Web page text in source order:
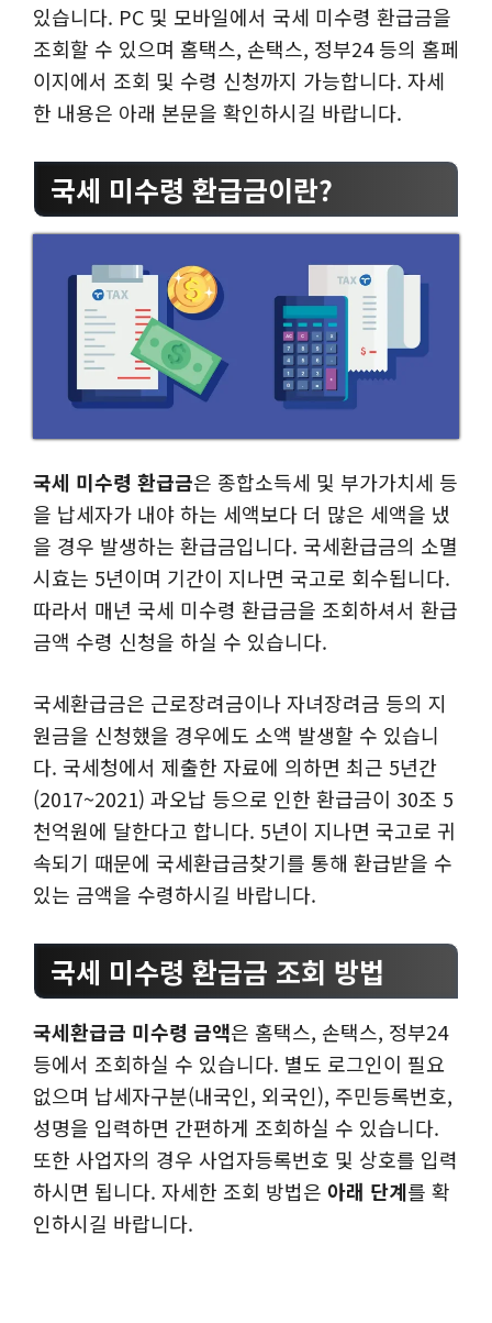
있습니다. PC 및 모바일에서 국세 미수령 환급금을
조회할 수 있으며 홈택스, 손택스, 정부24 등의 홈페
이지에서 조회 및 수령 신청까지 가능합니다. 자세
한 내용은 아래 본문을 확인하시길 바랍니다.
국세 미수령 환급금이란?
국세 미수령 환급금은 종합소득세 및 부가가치세 등
을 납세자가 내야 하는 세액보다 더 많은 세액을 냈
을 경우 발생하는 환급금입니다. 국세환급금의 소멸
시효는 5년이며 기간이 지나면 국고로 회수됩니다.
따라서 매년 국세 미수령 환급금을 조회하셔서 환급
금액 수령 신청을 하실 수 있습니다.
국세환급금은 근로장려금이나 자녀장려금 등의 지
원금을 신청했을 경우에도 소액 발생할 수 있습니
다. 국세청에서 제출한 자료에 의하면 최근 5년간
(2017~2021) 과오납 등으로 인한 환급금이 30조 5
천억원에 달한다고 합니다. 5년이 지나면 국고로 귀
속되기 때문에 국세환급금찾기를 통해 환급받을 수
있는 금액을 수령하시길 바랍니다.
국세 미수령 환급금 조회 방법
국세환급금 미수령 금액은 홈택스, 손택스, 정부24
등에서 조회하실 수 있습니다. 별도 로그인이 필요
없으며 납세자구분(내국인, 외국인), 주민등록번호,
성명을 입력하면 간편하게 조회하실 수 있습니다.
또한 사업자의 경우 사업자등록번호 및 상호를 입력
하시면 됩니다. 자세한 조회 방법은 아래 단계를 확
인하시길 바랍니다.